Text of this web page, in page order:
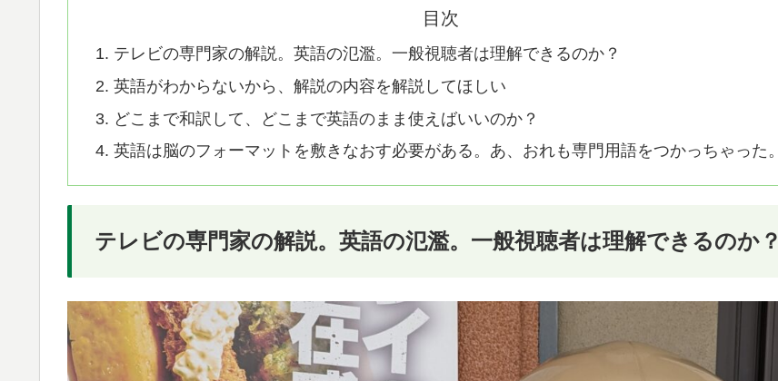
目次
テレビの専門家の解説。英語の氾濫。一般視聴者は理解できるのか？
英語がわからないから、解説の内容を解説してほしい
どこまで和訳して、どこまで英語のまま使えばいいのか？
英語は脳のフォーマットを敷きなおす必要がある。あ、おれも専門用語をつかっちゃった。
テレビの専門家の解説。英語の氾濫。一般視聴者は理解できるのか？